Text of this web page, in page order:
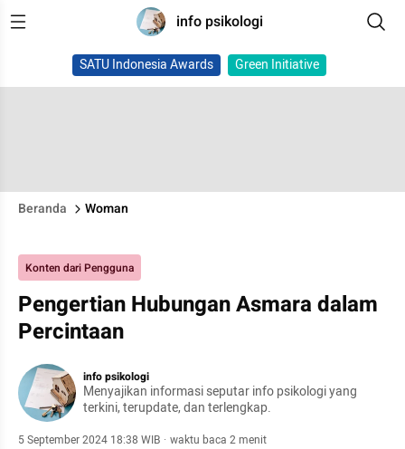
info psikologi
SATU Indonesia Awards Green Initiative
Beranda Woman
Konten dari Pengguna
Pengertian Hubungan Asmara dalam
Percintaan
info psikologi
Menyajikan informasi seputar info psikologi yang
terkini, terupdate, dan terlengkap.
5 September 2024 18:38 WIB · waktu baca 2 menit